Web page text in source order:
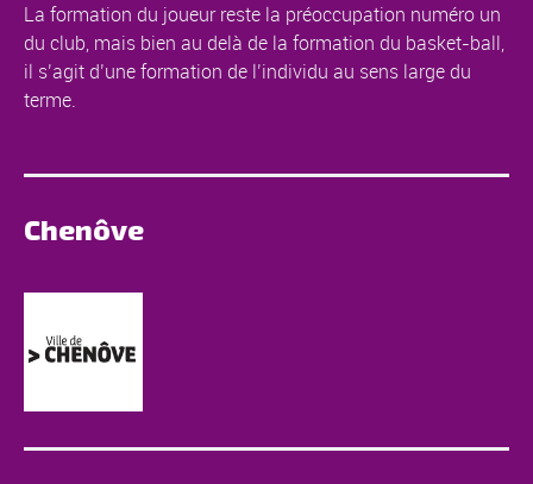
La formation du joueur reste la préoccupation numéro un
du club, mais bien au delà de la formation du basket-ball,
il s’agit d’une formation de l’individu au sens large du
terme.
Chenôve